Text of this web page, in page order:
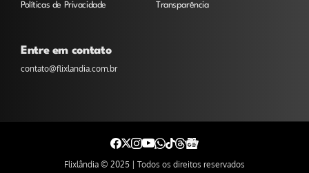
Políticas de Privacidade Transparência
Entre em contato
contato@flixlandia.com.br
Flixlândia © 2025 | Todos os direitos reservados